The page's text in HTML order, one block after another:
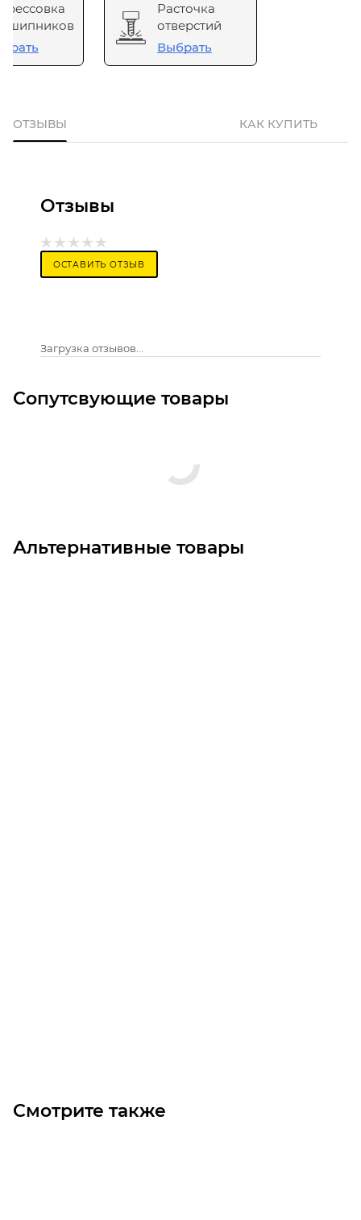
Расточка
отверстий
Выбрать
ОТЗЫВЫ КАК КУПИТЬ
Отзывы
ОСТАВИТЬ ОТЗЫВ
Загрузка отзывов...
Сопутсвующие товары
Альтернативные товары
Смотрите также